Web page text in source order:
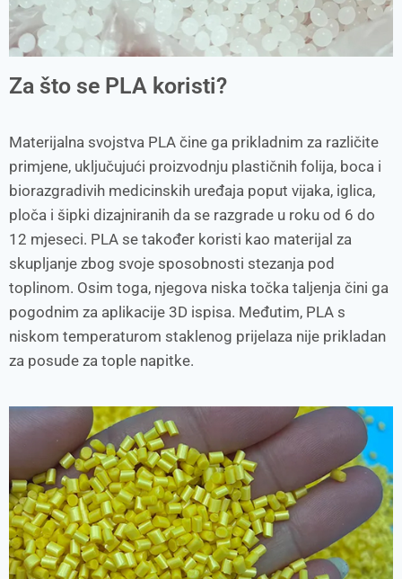
Za što se PLA koristi?
Materijalna svojstva PLA čine ga prikladnim za različite
primjene, uključujući proizvodnju plastičnih folija, boca i
biorazgradivih medicinskih uređaja poput vijaka, iglica,
ploča i šipki dizajniranih da se razgrade u roku od 6 do
12 mjeseci. PLA se također koristi kao materijal za
skupljanje zbog svoje sposobnosti stezanja pod
toplinom. Osim toga, njegova niska točka taljenja čini ga
pogodnim za aplikacije 3D ispisa. Međutim, PLA s
niskom temperaturom staklenog prijelaza nije prikladan
za posude za tople napitke.